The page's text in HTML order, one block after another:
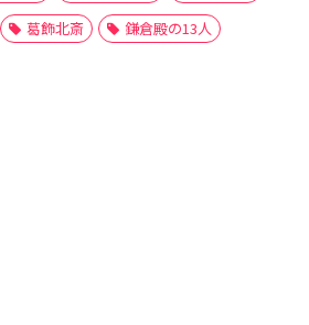
葛飾北斎 鎌倉殿の13人